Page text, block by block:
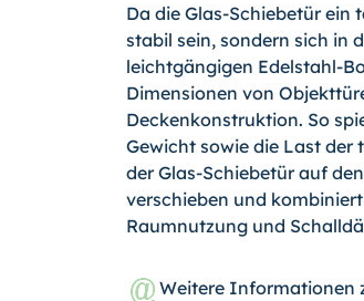
Da die Glas-Schiebetür
stabil sein, sondern sich in
leichtgängigen Edelstahl-
Dimensionen von
Deckenkonstruktion. So
Gewicht sowie die Last
der Glas-Schiebetür auf
verschieben und
Raumnutzung und
Weitere Informationen